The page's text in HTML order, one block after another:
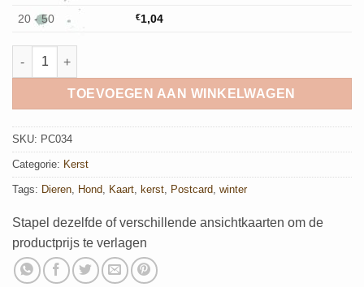
20 - 50 €1,04
Kerstkaart Kersthond aantal
TOEVOEGEN AAN WINKELWAGEN
SKU: PC034
Categorie: Kerst
Tags: Dieren, Hond, Kaart, kerst, Postcard, winter
Stapel dezelfde of verschillende ansichtkaarten om de
productprijs te verlagen